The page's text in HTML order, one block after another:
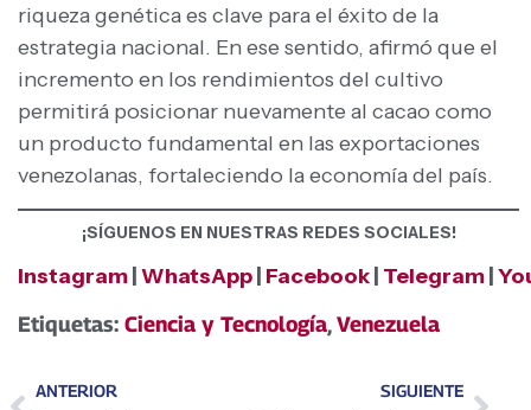
riqueza genética es clave para el éxito de la
estrategia nacional. En ese sentido, afirmó que el
incremento en los rendimientos del cultivo
permitirá posicionar nuevamente al cacao como
un producto fundamental en las exportaciones
venezolanas, fortaleciendo la economía del país.
¡SÍGUENOS EN NUESTRAS REDES SOCIALES!
Instagram WhatsApp Facebook Telegram
Etiquetas: Ciencia y Tecnología,Venezuela
ANTERIOR SIGUIENTE